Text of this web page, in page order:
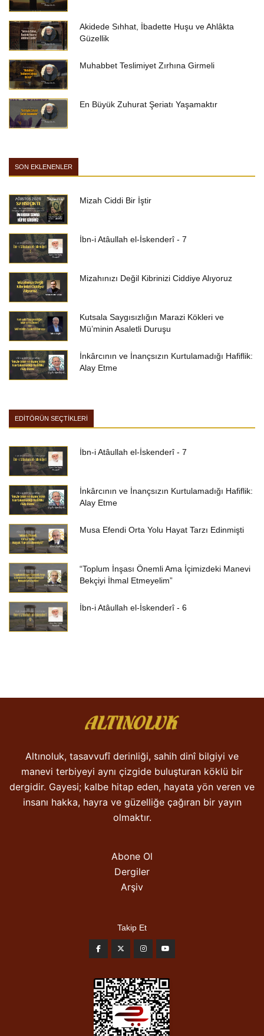
Akidede Sıhhat, İbadette Huşu ve Ahlâkta
Güzellik
Muhabbet Teslimiyet Zırhına Girmeli
En Büyük Zuhurat Şeriatı Yaşamaktır
SON EKLENENLER
Mizah Ciddi Bir İştir
İbn-i Atâullah el-İskenderî - 7
Mizahınızı Değil Kibrinizi Ciddiye Alıyoruz
Kutsala Saygısızlığın Marazi Kökleri ve
Mü’minin Asaletli Duruşu
İnkârcının ve İnançsızın Kurtulamadığı Hafiflik:
Alay Etme
EDİTÖRÜN SEÇTİKLERİ
İbn-i Atâullah el-İskenderî - 7
İnkârcının ve İnançsızın Kurtulamadığı Hafiflik:
Alay Etme
Musa Efendi Orta Yolu Hayat Tarzı Edinmişti
“Toplum İnşası Önemli Ama İçimizdeki Manevi
Bekçiyi İhmal Etmeyelim”
İbn-i Atâullah el-İskenderî - 6
Altınoluk, tasavvufî derinliği, sahih dinî bilgiyi ve
manevi terbiyeyi aynı çizgide buluşturan köklü bir
dergidir. Gayesi; kalbe hitap eden, hayata yön veren ve
insanı hakka, hayra ve güzelliğe çağıran bir yayın
olmaktır.
Abone Ol
Dergiler
Arşiv
Takip Et